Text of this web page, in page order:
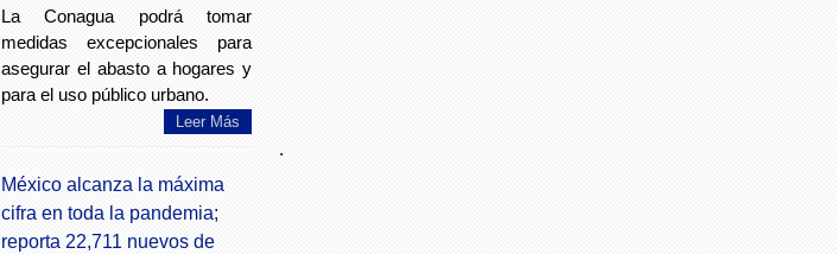
La Conagua podrá tomar
medidas excepcionales para
asegurar el abasto a hogares y
para el uso público urbano.
Leer Más
México alcanza la máxima
cifra en toda la pandemia;
reporta 22,711 nuevos de
.